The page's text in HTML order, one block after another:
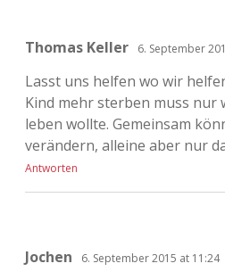
Thomas Keller 6. September
Lasst uns helfen wo wir
Kind mehr sterben muss nur
leben wollte. Gemeinsam
verändern, alleine aber nur
Antworten
Jochen 6. September 2015 at 11:24